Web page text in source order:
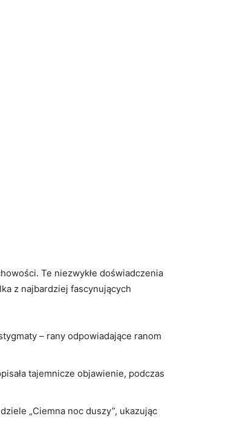
Te niezwykłe doświadczenia
z najbardziej fascynujących
– rany odpowiadające ranom
tajemnicze objawienie, podczas
„Ciemna noc duszy”, ukazując